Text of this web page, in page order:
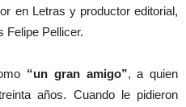
en Letras y productor editorial,
Felipe Pellicer.
“un gran amigo”, a quien
años. Cuando le pidieron